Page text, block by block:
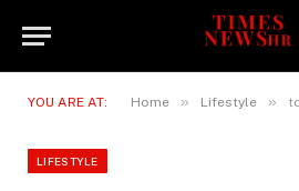
YOU ARE AT: Home » Lifestyle »
LIFESTYLE